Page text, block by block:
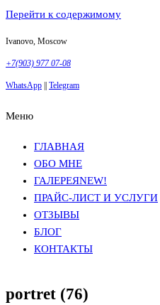
Перейти к содержимому
Ivanovo, Moscow
+7(903) 977 07-08
WhatsApp Telegram
Меню
ГЛАВНАЯ
ОБО МНЕ
ГАЛЕРЕЯNEW!
ПРАЙС-ЛИСТ И УСЛУГИ
ОТЗЫВЫ
БЛОГ
КОНТАКТЫ
portret (76)